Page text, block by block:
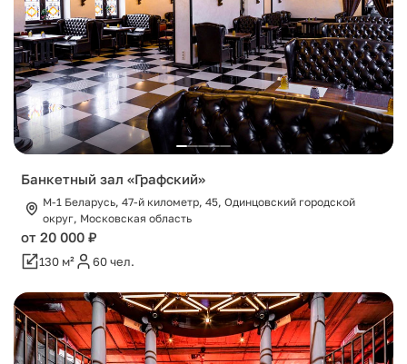
Банкетный зал «Графский»
М-1 Беларусь, 47-й километр, 45, Одинцовский городской
округ, Московская область
от 20 000 ₽
130 м² 60 чел.